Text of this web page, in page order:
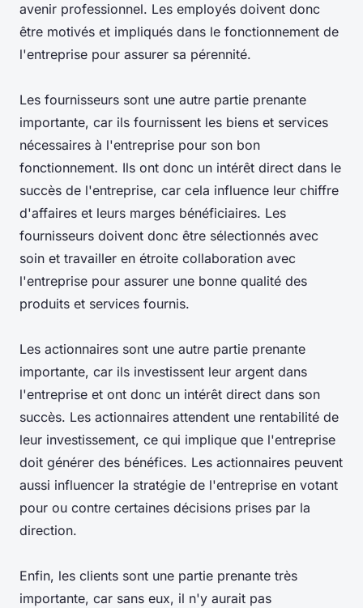
avenir professionnel. Les employés doivent donc
être motivés et impliqués dans le fonctionnement de
l'entreprise pour assurer sa pérennité.
Les fournisseurs sont une autre partie prenante
importante, car ils fournissent les biens et services
nécessaires à l'entreprise pour son bon
fonctionnement. Ils ont donc un intérêt direct dans le
succès de l'entreprise, car cela influence leur chiffre
d'affaires et leurs marges bénéficiaires. Les
fournisseurs doivent donc être sélectionnés avec
soin et travailler en étroite collaboration avec
l'entreprise pour assurer une bonne qualité des
produits et services fournis.
Les actionnaires sont une autre partie prenante
importante, car ils investissent leur argent dans
l'entreprise et ont donc un intérêt direct dans son
succès. Les actionnaires attendent une rentabilité de
leur investissement, ce qui implique que l'entreprise
doit générer des bénéfices. Les actionnaires peuvent
aussi influencer la stratégie de l'entreprise en votant
pour ou contre certaines décisions prises par la
direction.
Enfin, les clients sont une partie prenante très
importante, car sans eux, il n'y aurait pas